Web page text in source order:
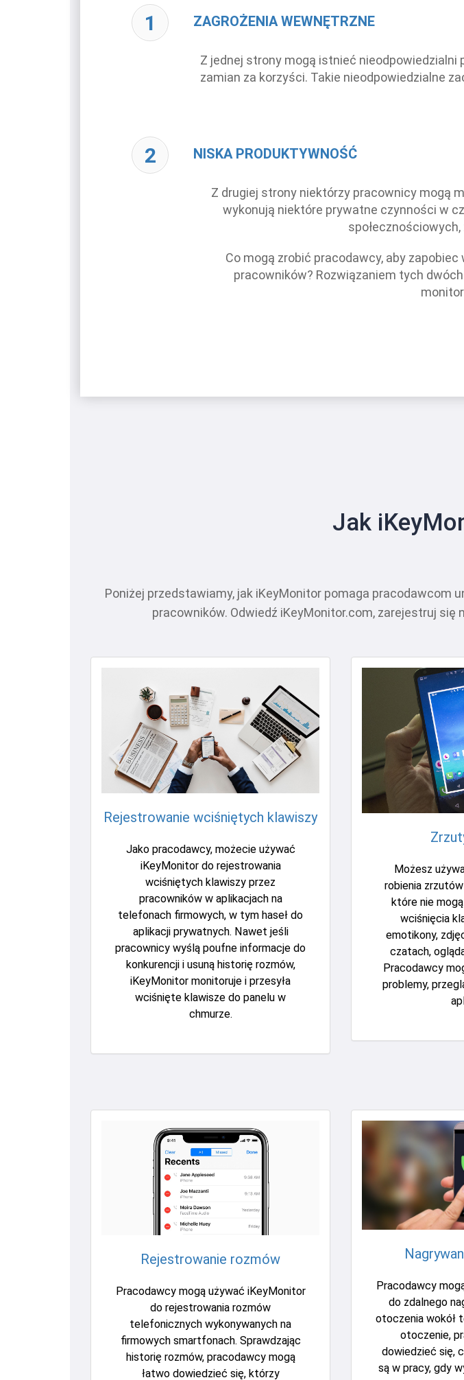
ZAGROŻENIA WEWNĘTRZNE
Z jednej strony mogą istnieć
zamian za korzyści. Takie nieodpowiedzialne
NISKA PRODUKTYWNOŚĆ
Z drugiej strony niektórzy pracownicy mogą
wykonują niektóre prywatne czynności w
Co mogą zrobić pracodawcy, aby
pracowników? Rozwiązaniem tych
Jak
Poniżej przedstawiamy, jak iKeyMonitor pomaga
pracowników. Odwiedź iKeyMonitor.com, zarejestruj się
Rejestrowanie wciśniętych klawiszy
Jako pracodawcy, możecie używać
iKeyMonitor do rejestrowania
wciśniętych klawiszy przez
pracowników w aplikacjach na
telefonach firmowych, w tym haseł do
aplikacji prywatnych. Nawet jeśli
pracownicy wyślą poufne informacje do
konkurencji i usuną historię rozmów,
iKeyMonitor monitoruje i przesyła
wciśnięte klawisze do panelu w
chmurze.
Możesz
robienia
które nie
wciśnięcia
emotikony,
czatach,
Pracodawcy
problemy,
Rejestrowanie rozmów
Pracodawcy mogą używać iKeyMonitor
do rejestrowania rozmów
telefonicznych wykonywanych na
firmowych smartfonach. Sprawdzając
historię rozmów, pracodawcy mogą
łatwo dowiedzieć się, którzy
Pracodawcy
do zdalnego
otoczenia wokół
otoczenie,
dowiedzieć się,
są w pracy, gdy